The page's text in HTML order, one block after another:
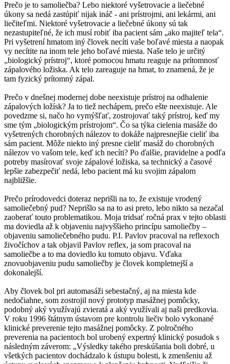
Prečo je to samoliečba? Lebo niektoré vyšetrovacie a liečebné
úkony sa nedá zastúpiť nijak ináč - ani prístrojmi, ani lekármi, ani
liečiteľmi. Niektoré vyšetrovacie a liečebné úkony sú tak
nezastupiteľné, že ich musí robiť iba pacient sám „ako majiteľ tela“.
Pri vyšetrení hmatom iný človek necíti vaše boľavé miesta a naopak
vy necítite na inom tele jeho boľavé miesta. Naše telo je určitý
„biologický prístroj“, ktoré pomocou hmatu reaguje na prítomnosť
zápalového ložiska. Ak telo zareaguje na hmat, to znamená, že je
tam fyzický prítomný zápal.
Prečo v dnešnej modernej dobe neexistuje prístroj na odhalenie
zápalových ložísk? Ja to tiež nechápem, prečo ešte neexistuje. Ale
povedzme si, načo ho vymýšľať, zostrojovať taký prístroj, keď my
sme tým „biologickým prístrojom“. Čo sa týka cielenia masáže do
vyšetrených chorobných nálezov to dokáže najpresnejšie cieliť iba
sám pacient. Môže niekto iný presne cieliť masáž do chorobných
nálezov vo vašom tele, keď ich necíti? Po ďalšie, pravidelne a podľa
potreby masírovať svoje zápalové ložiska, sa technický a časové
lepšie zabezpečiť nedá, lebo pacient má ku svojim zápalom
najbližšie.
Prečo prírodovedci doteraz neprišli na to, že existuje vrodený
samoliečebný pud? Neprišlo sa na to asi preto, lebo nikto sa nezačal
zaoberať touto problematikou. Moja tridsať ročná prax v tejto oblasti
ma doviedla až k objaveniu najvyššieho princípu samoliečby –
objaveniu samoliečebného pudu. P.I. Pavlov pracoval na reflexoch
živočíchov a tak objavil Pavlov reflex, ja som pracoval na
samoliečbe a to ma doviedlo ku tomuto objavu. Vďaka
znovuobjaveniu pudu samoliečby je človek kompletnejší a
dokonalejší.
Aby človek bol pri automasáži sebestačný, aj na miesta kde
nedočiahne, som zostrojil nový prototyp masážnej pomôcky,
podobný aký využívajú zvieratá a aký využívali aj naši predkovia.
V roku 1996 štátnym ústavom pre kontrolu liečiv bolo vykonané
klinické preverenie tejto masážnej pomôcky. Z polročného
preverenia na pacientoch bol urobený expertný klinický posudok s
následným záverom: „Výsledky takého preskúšania boli dobré, u
všetkých pacientov dochádzalo k ústupu bolesti, k zmenšeniu až